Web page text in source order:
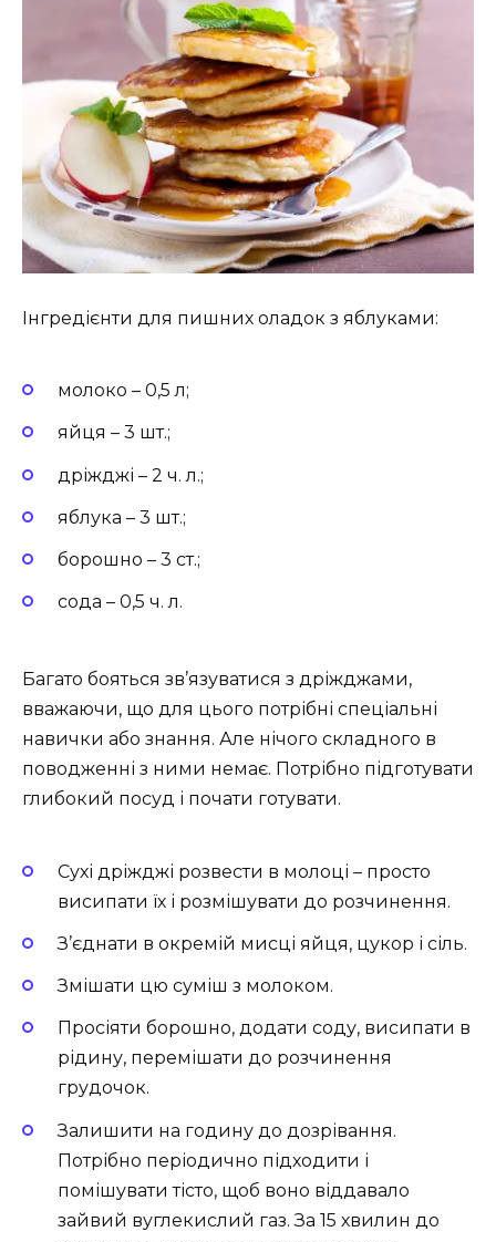
Інгредієнти для пишних оладок з яблуками:
молоко – 0,5 л;
яйця – 3 шт.;
дріжджі – 2 ч. л.;
яблука – 3 шт.;
борошно – 3 ст.;
сода – 0,5 ч. л.
Багато бояться зв’язуватися з дріжджами,
вважаючи, що для цього потрібні спеціальні
навички або знання. Але нічого складного в
поводженні з ними немає. Потрібно підготувати
глибокий посуд і почати готувати.
Сухі дріжджі розвести в молоці – просто
висипати їх і розмішувати до розчинення.
З’єднати в окремій мисці яйця, цукор і сіль.
Змішати цю суміш з молоком.
Просіяти борошно, додати соду, висипати в
рідину, перемішати до розчинення
грудочок.
Залишити на годину до дозрівання.
Потрібно періодично підходити і
помішувати тісто, щоб воно віддавало
зайвий вуглекислий газ. За 15 хвилин до